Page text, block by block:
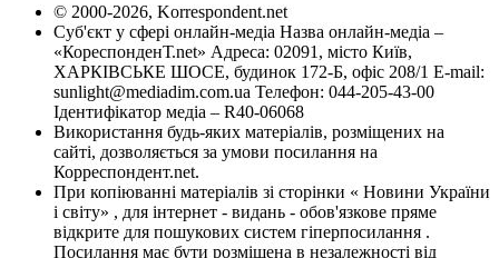
© 2000-2026, Korrespondent.net
Суб'єкт у сфері онлайн-медіа Назва онлайн-медіа –
«КореспонденТ.net» Адреса: 02091, місто Київ,
ХАРКІВСЬКЕ ШОСЕ, будинок 172-Б, офіс 208/1 E-mail:
sunlight@mediadim.com.ua Телефон: 044-205-43-00
Ідентифікатор медіа – R40-06068
Використання будь-яких матеріалів, розміщених на
сайті, дозволяється за умови посилання на
Корреспондент.net.
При копіюванні матеріалів зі сторінки « Новини України
і світу» , для інтернет - видань - обов'язкове пряме
відкрите для пошукових систем гіперпосилання .
Посилання має бути розміщена в незалежності від